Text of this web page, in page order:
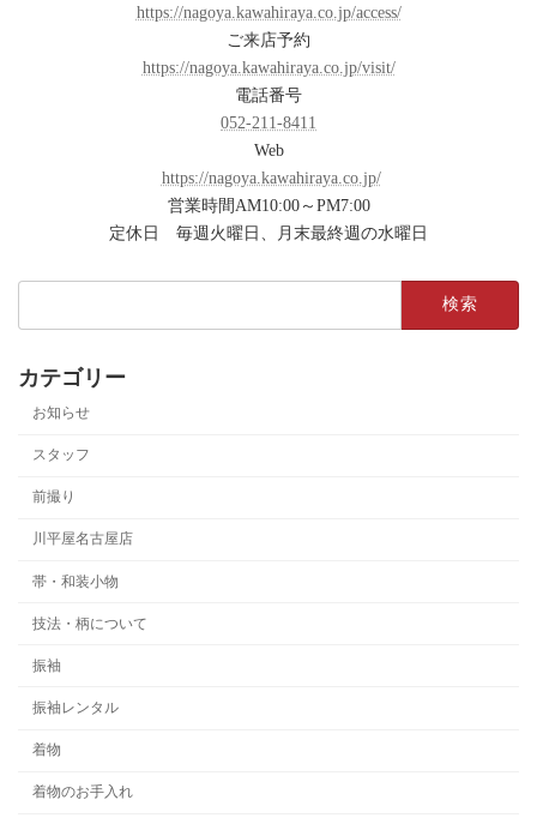
https://nagoya.kawahiraya.co.jp/access/
ご来店予約
https://nagoya.kawahiraya.co.jp/visit/
電話番号
052-211-8411
Web
https://nagoya.kawahiraya.co.jp/
営業時間AM10:00～PM7:00
定休日 毎週火曜日、月末最終週の水曜日
カテゴリー
お知らせ
スタッフ
前撮り
川平屋名古屋店
帯・和装小物
技法・柄について
振袖
振袖レンタル
着物
着物のお手入れ